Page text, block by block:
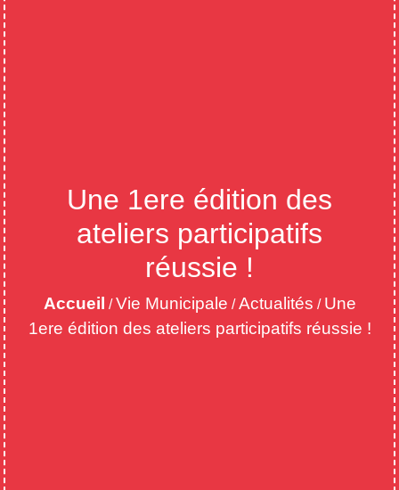
Une 1ere édition des
ateliers participatifs
réussie !
Accueil /Vie Municipale /Actualités / Une
1ere édition des ateliers participatifs réussie !